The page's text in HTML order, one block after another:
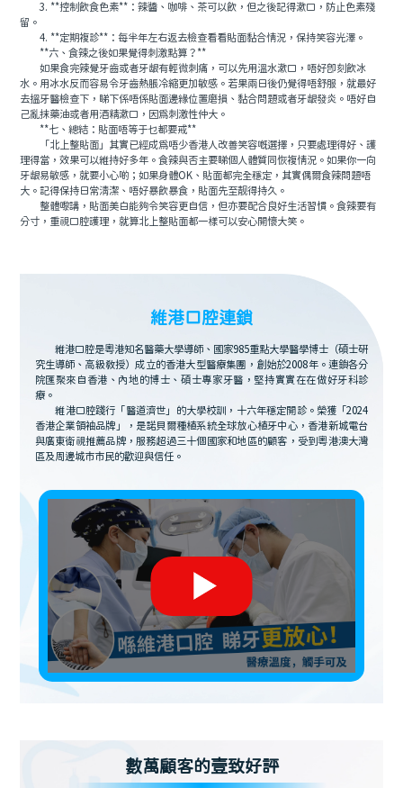
3. **控制飲食色素**：辣醬、咖啡、茶可以飲，但之後記得漱口，防止色素殘
留。
4. **定期複診**：每半年左右返去檢查看看貼面黏合情況，保持笑容光澤。
**六、食辣之後如果覺得刺激點算？**
如果食完辣覺牙齒或者牙龈有輕微刺痛，可以先用溫水漱口，唔好即刻飲冰
水。用冰水反而容易令牙齒熱脹冷縮更加敏感。若果兩日後仍覺得唔舒服，就最好
去搵牙醫檢查下，睇下係唔係貼面邊緣位置磨損、黏合問題或者牙龈發炎。唔好自
己亂抹藥油或者用酒精漱口，因爲刺激性仲大。
**七、總結：貼面唔等于乜都要戒**
「北上整貼面」其實已經成爲唔少香港人改善笑容嘅選擇，只要處理得好、護
理得當，效果可以維持好多年。食辣與否主要睇個人體質同恢複情況。如果你一向
牙龈易敏感，就要小心啲；如果身體OK、貼面都完全穩定，其實偶爾食辣問題唔
大。記得保持日常清潔、唔好暴飲暴食，貼面先至靓得持久。
整體嚟講，貼面美白能夠令笑容更自信，但亦要配合良好生活習慣。食辣要有
分寸，重視口腔護理，就算北上整貼面都一樣可以安心開懷大笑。
維港口腔連鎖
維港口腔是粵港知名醫藥大學導師、國家985重點大學醫學博士（碩士研
究生導師、高級教授）成立的香港大型醫療集團，創始於2008年。連鎖各分
院匯聚來自香港、內地的博士、碩士專家牙醫，堅持實實在在做好牙科診
療。
維港口腔踐行「醫道濟世」的大學校訓，十六年穩定開診。榮獲「2024
香港企業領袖品牌」，是諾貝爾種植系統全球放心植牙中心，香港新城電台
與廣東衛視推薦品牌，服務超過三十個國家和地區的顧客，受到粵港澳大灣
區及周邊城市市民的歡迎與信任。
數萬顧客的壹致好評